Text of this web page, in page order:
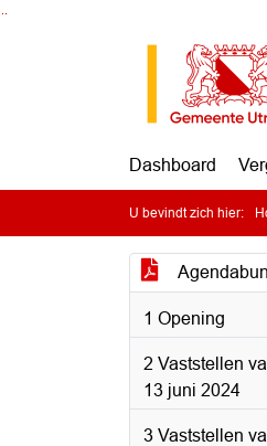
Dashboard
U bevindt zich hier:
1 Opening
2 Vaststellen
13 juni 2024
3 Vaststellen